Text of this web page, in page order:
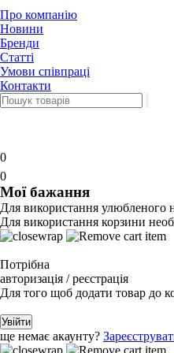
Про компанію
Новини
Бренди
Статті
Умови співпраці
Контакти
0
0
Мої бажання
Для використання улюбленого
Для використання корзини
Потрібна
авторизація / реєстрація
Для того щоб додати товар до
Увійти
ще немає акаунту?